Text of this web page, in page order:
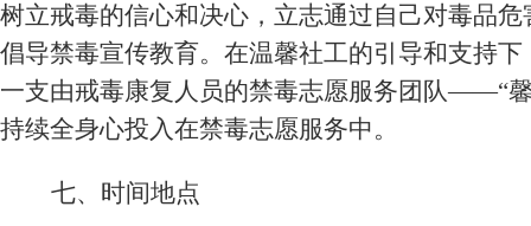
树立戒毒的信心和决心，立志通过自己对毒品
倡导禁毒宣传教育。在温馨社工的引导和支持
一支由戒毒康复人员的禁毒志愿服务团队——“
持续全身心投入在禁毒志愿服务中。
七、 时间地点